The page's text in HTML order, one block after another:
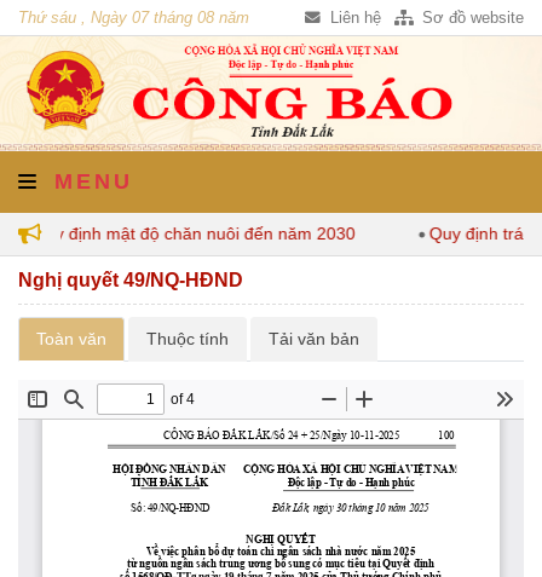
Thứ sáu , Ngày 07 tháng 08 năm
2026
Liên hệ Sơ đồ website
MENU
quy định mật độ chăn nuôi đến năm 2030 Quy định
Nghị quyết 49/NQ-HĐND
Toàn văn Thuộc tính Tải văn bản